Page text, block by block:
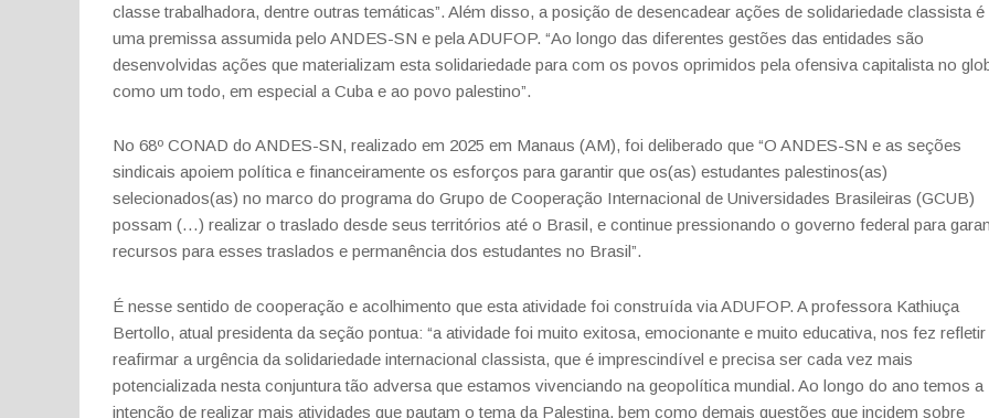
classe trabalhadora, dentre outras temáticas”. Além disso, a posição de desencadear ações de solidariedade classista é
uma premissa assumida pelo ANDES-SN e pela ADUFOP. “Ao longo das diferentes gestões das entidades são
desenvolvidas ações que materializam esta solidariedade para com os povos oprimidos pela ofensiva capitalista no
como um todo, em especial a Cuba e ao povo palestino”.
No 68º CONAD do ANDES-SN, realizado em 2025 em Manaus (AM), foi deliberado que “O ANDES-SN e as seções
sindicais apoiem política e financeiramente os esforços para garantir que os(as) estudantes palestinos(as)
selecionados(as) no marco do programa do Grupo de Cooperação Internacional de Universidades Brasileiras (GCUB)
possam (…) realizar o traslado desde seus territórios até o Brasil, e continue pressionando o governo federal para
recursos para esses traslados e permanência dos estudantes no Brasil”.
É nesse sentido de cooperação e acolhimento que esta atividade foi construída via ADUFOP. A professora Kathiuça
Bertollo, atual presidenta da seção pontua: “a atividade foi muito exitosa, emocionante e muito educativa, nos fez refletir
reafirmar a urgência da solidariedade internacional classista, que é imprescindível e precisa ser cada vez mais
potencializada nesta conjuntura tão adversa que estamos vivenciando na geopolítica mundial. Ao longo do ano temos a
intenção de realizar mais atividades que pautam o tema da Palestina, bem como demais questões que incidem sobre